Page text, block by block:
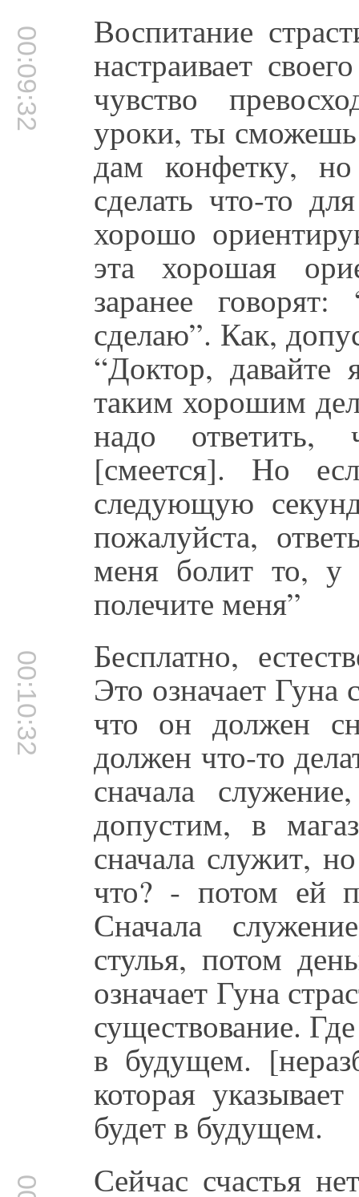
00:09:32 Воспитание
настраивает
чувство
уроки, ты сможешь
дам конфетку,
сделать что-то
хорошо
эта хорошая
заранее
сделаю”. Как,
“Доктор,
таким хорошим
надо ответить,
[смеется]. Но
следующую
пожалуйста,
меня болит то, у
полечите меня”
00:10:32 Бесплатно,
Это означает Гуна
что он должен
должен что-то
сначала
допустим, в
сначала служит,
что? - потом ей
Сначала
стулья, потом
означает Гуна
существование.
в будущем.
которая
будет в будущем.
Сейчас счастья